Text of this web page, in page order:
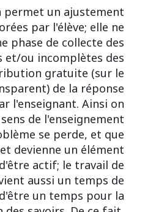
permet un ajustement
par l'élève; elle ne
phase de collecte des
et/ou incomplètes des
gratuite (sur le
de la réponse
l'enseignant. Ainsi on
de l'enseignement
se perde, et que
devienne un élément
actif; le travail de
aussi un temps de
un temps pour la